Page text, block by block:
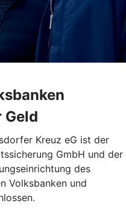
Geld
Kreuz eG ist der
GmbH und der
des
Volksbanken und